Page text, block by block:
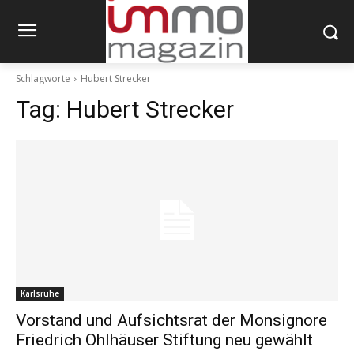
Schlagworte Hubert Strecker
Tag: Hubert Strecker
Karlsruhe
Vorstand und Aufsichtsrat der Monsignore
Friedrich Ohlhäuser Stiftung neu gewählt